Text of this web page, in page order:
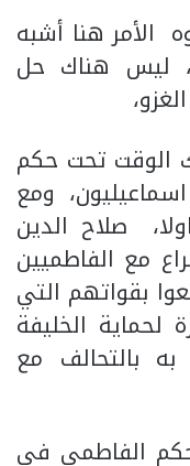
الأمر هنا أشبه
ليس هناك حل
الوقت تحت حكم
ومع
صلاح الدين
مع الفاطميين
بقواتهم التي
الخليفة
بالتحالف مع
الفاطمي في